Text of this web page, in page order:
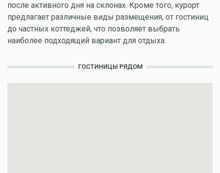
после активного дня на склонах. Кроме того, курорт
предлагает различные виды размещения, от гостиниц
до частных коттеджей, что позволяет выбрать
наиболее подходящий вариант для отдыха.
ГОСТИНИЦЫ РЯДОМ